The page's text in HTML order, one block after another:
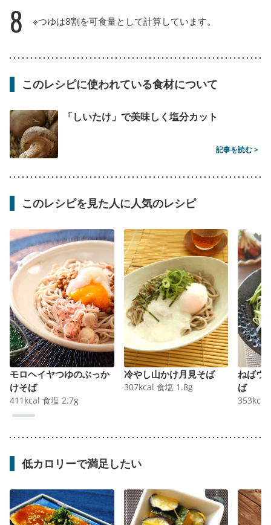
8 ※つゆは8割を可食量として計算しています。
このレシピに使われている食材について
「しいたけ」で美味しく塩分カット
記事を読む >
このレシピを見た人に人気のレシピ
モロヘイヤつゆのぶっか
けそば
411 kcal 食塩 2.7g
冷やし山かけ月見そば
307kcal 食塩 1.8g
ねばウ
ば
353kcal
低カロリーで満足したい